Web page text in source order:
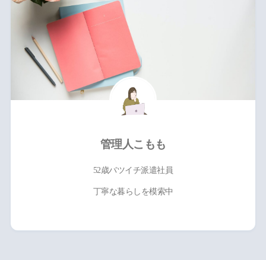
管理人こもも
52歳バツイチ派遣社員
丁寧な暮らしを模索中